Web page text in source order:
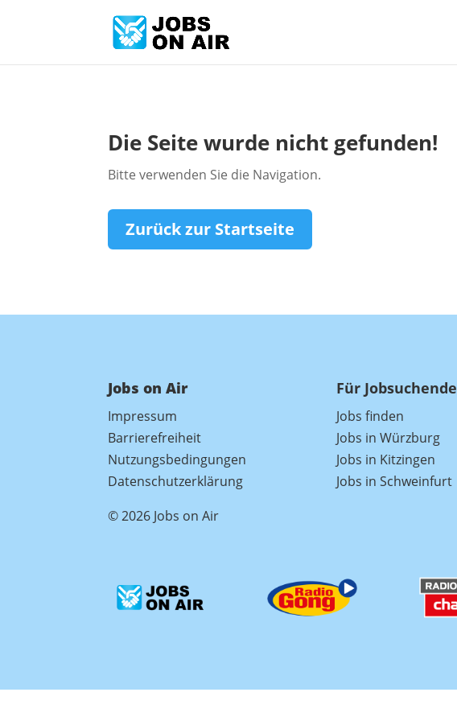
Die Seite wurde nicht gefunden!
Bitte verwenden Sie die Navigation.
Zurück zur Startseite
Jobs on Air
Impressum
Barrierefreiheit
Nutzungsbedingungen
Datenschutzerklärung
© 2026 Jobs on Air
Für Jobsuchende
Jobs finden
Jobs in Würzburg
Jobs in Kitzingen
Jobs in Schweinfurt